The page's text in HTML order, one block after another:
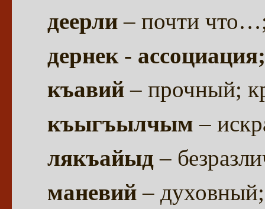
деерли– почти
дернек -
къавий– прочный;
къыгъылчым–
лякъайыд–
маневий–